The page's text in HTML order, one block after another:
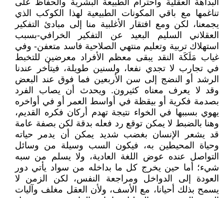
البداهة العقلية واحترام الطبيعة البشرية والحفاظ على
تناغمها مع باقي المكونات الطبيعية لهذا الكوكب الذي
يجمعنا، لكن ومع افتقار الأغلبية منا إلى مبادئ التفكير
العقلاني السليم البعيد عن التفكير الخرافي-بسبب
استهلاك تربية وتعليم منتهي الصلاحية فاسد متعفن- وفي
غياب مَلَكَة النقد يبقى معظم الأفراد معرضين للتخبط
في تجارب لا تجدي نفعا، ولسنين طويلة، فيتأخر عندنا
الرشد أو النضج إلى سن الأربعين فما فوق عند البعض
وقد لا يعرف معناه كثيرون. ويحدث أن يصاب الفرد
بصدمة فكرية أو بيقظة في أواسط العمر أو في أواخره
يهوي بسببها في الخواء نتيجة تهدم أركان فكره القديم،
وهنا بالضبط لا يمكن توقع رد فعله بدقة لكن بصفة عامة
قد يشعر الإنسان بغضب شديد يمكن أن يدمر حياته
وحياة المحيطين به، فيكون السب وسيلة من وسائل
التواصل عنده عوض اللغة العادية، ولا يسلم من سبه
شيء؛ أما حين يخرج كل ما بداخله من سواد يأتي دور
العودة إلى الدواخل ومراجعة النفس، لكن الزمن لا
يسمح بذلك أحيانا، مع الأسف، ولأن العقل مغلف وآليات